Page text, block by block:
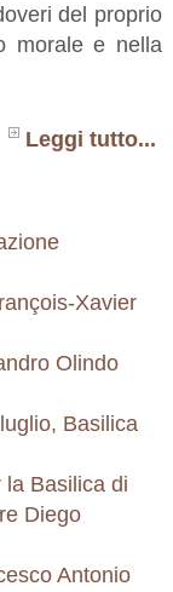
del proprio
morale e nella
Leggi tutto...
Xavier
Olindo
Basilica
la Basilica di
Diego
Antonio